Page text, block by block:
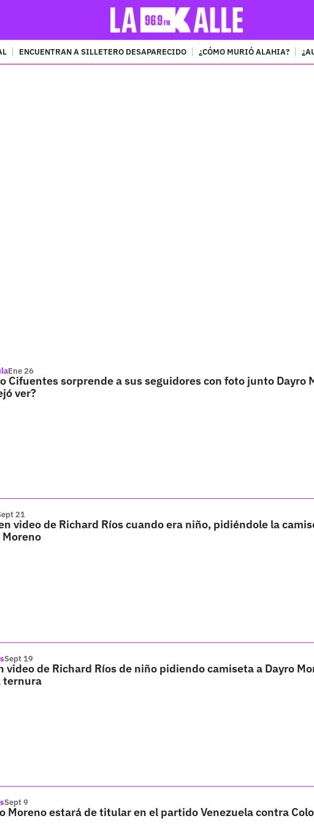
ENCUENTRAN A SILLETERO DESAPARECIDO ¿CÓMO MURIÓ ALAHIA?
Ene 26
Cifuentes sorprende a sus seguidores con foto junto Dayro
ver?
21
video de Richard Ríos cuando era niño, pidiéndole la
Moreno
Sept 19
video de Richard Ríos de niño pidiendo camiseta a Dayro
ternura
Sept 9
Moreno estará de titular en el partido Venezuela contra